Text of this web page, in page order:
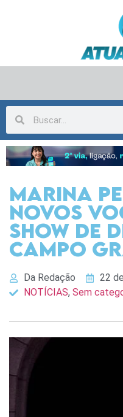
Marina
novos
show de
Campo
Da Redação
22
NOTÍCIAS, Sem